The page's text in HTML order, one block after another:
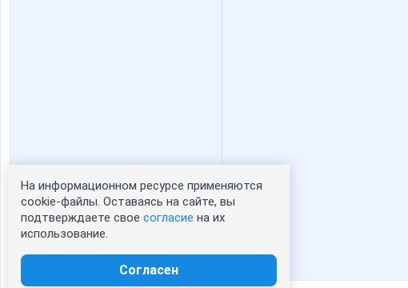
Статистика портрета:
сейчас просматривают портрет - 0
зарегистрированные пользователи
На информационном ресурсе применяются
cookie-файлы. Оставаясь на сайте, вы
подтверждаете свое согласие на их
использование.
Согласен